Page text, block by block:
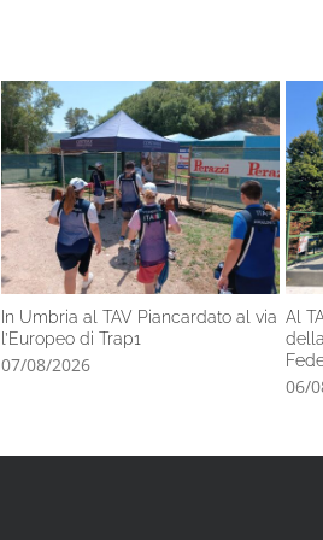
In Umbria al TAV Piancardato al via
l’Europeo di Trap1
07/08/2026
Al
06/